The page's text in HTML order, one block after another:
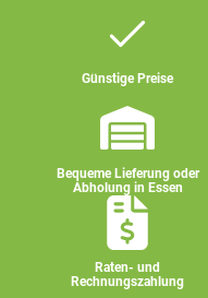
Günstige Preise
Bequeme Lieferung oder
Abholung in Essen
Raten- und
Rechnungszahlung